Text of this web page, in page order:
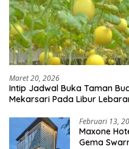
Maret 20, 2026
Intip Jadwal Buka Taman
Mekarsari Pada Libur
Februari 13,
Maxone
Gema